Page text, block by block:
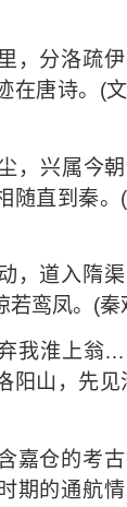
分洛疏伊
在唐诗。(
兴属今
随直到秦
道入隋渠
若鸾凤。(
淮上翁
阳山，先见
仓的考古
期的通航